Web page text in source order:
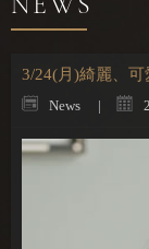
3/24(月)綺麗、可
News